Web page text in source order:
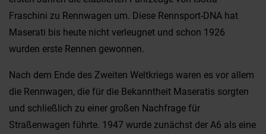
Fraschini zu Rennwagen um. Diese Rennsport-DNA hat
Maserati bis heute nicht verleugnet und schon 1926
wurden erste Rennen gewonnen.
Nach dem Ende des Zweiten Weltkriegs waren es vor allem
die Rennwagen, die für die Bekanntheit Maseratis sorgten
und schließlich zu einer großen Nachfrage für
Straßenwagen führte. 1947 wurde zunächst der A6 als eine